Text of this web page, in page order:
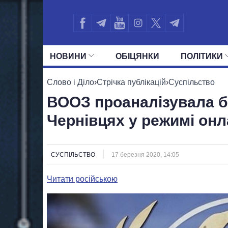
НОВИНИ ОБIЦЯНКИ ПОЛIТИКИ
УСІ ПОЛІТИКИ ПРЕЗИДЕНТ І ОФІС
Слово і Діло›Стрічка публікацій›Суспільство
ВООЗ проаналізувала
Чернівцях у режимі
СУСПІЛЬСТВО 17 березня 2020, 14:05
Читати російською